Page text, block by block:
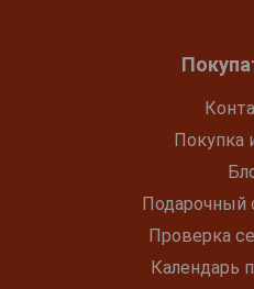
Покупка
Подарочный
Проверка
Календарь